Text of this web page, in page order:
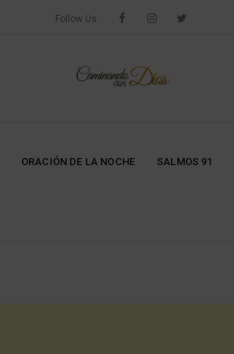
Follow Us
ORACIÓN DE LA NOCHE SALMOS 91